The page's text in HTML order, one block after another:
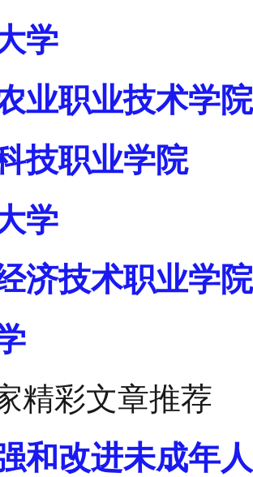
学
业职业技术学院
技职业学院
学
济技术职业学院
精彩文章推荐
和改进未成年